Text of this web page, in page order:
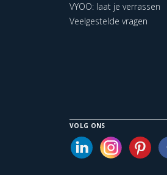
VYOO: laat je verrassen
Veelgestelde vragen
VOLG ONS